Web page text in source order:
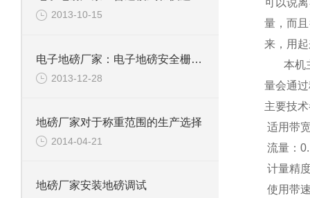
2013-10-15
电子地磅厂家：电子地磅安全栅的原理和使用方法
2013-12-28
地磅厂家对于称重范围的生产选择
2014-04-21
地磅厂家安装地磅调试
可以说
量，而
来，用
本机
量会通
主要技
适用带
流量：
计量精
使用带